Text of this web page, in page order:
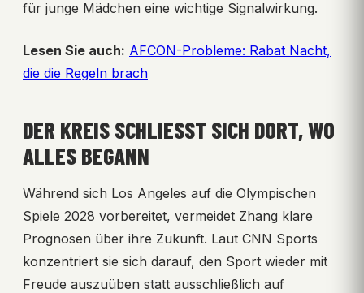
für junge Mädchen eine wichtige Signalwirkung.
Lesen Sie auch: AFCON-Probleme: Rabat Nacht,
die die Regeln brach
DER KREIS SCHLIESST SICH DORT, WO A
LLES BEGANN
Während sich Los Angeles auf die Olympischen
Spiele 2028 vorbereitet, vermeidet Zhang klare
Prognosen über ihre Zukunft. Laut CNN Sports
konzentriert sie sich darauf, den Sport wieder mit
Freude auszuüben statt ausschließlich auf